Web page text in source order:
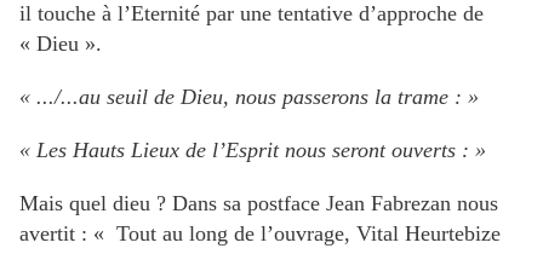
il touche à l’Eternité par une tentative d’approche de
« Dieu ».
« .../...au seuil de Dieu, nous passerons la trame : »
« Les Hauts Lieux de l’Esprit nous seront ouverts : »
Mais quel dieu ? Dans sa postface Jean Fabrezan nous
avertit : « Tout au long de l’ouvrage, Vital Heurtebize